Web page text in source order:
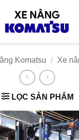
Komatsu / Xe
LỌC SẢN PHẨM